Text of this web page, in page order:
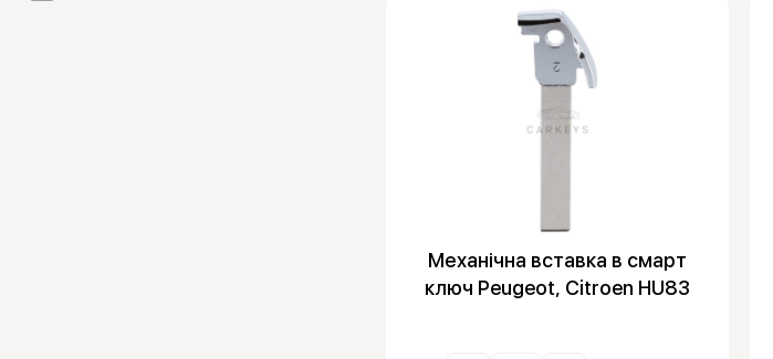
Механічна вставка в смарт
ключ Peugeot, Citroen HU83